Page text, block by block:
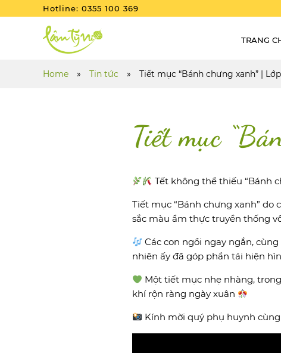
Hotline: 0355 100 369
TRANG
Home » Tin tức » Tiết mục “Bánh chưng xanh” |
Tiết mục
Tết không thể thiếu “Bánh
Tiết mục “Bánh chưng xanh”
sắc màu ẩm thực truyền thống
Các con ngồi ngay ngắn,
nhiên ấy đã góp phần tái hiện
Một tiết mục nhẹ nhàng,
khí rộn ràng ngày xuân
Kính mời quý phụ huynh